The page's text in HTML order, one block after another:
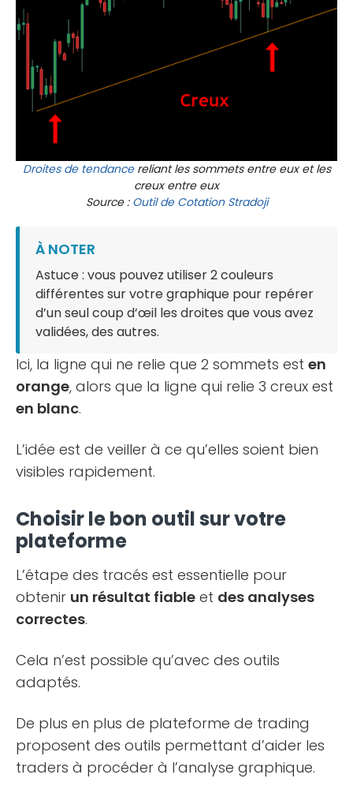
Droites de tendancereliant les sommets entre eux et les
creux entre eux
Source : Outil de Cotation Stradoji
À NOTER
Astuce : vous pouvez utiliser 2 couleurs
différentes sur votre graphique pour repérer
d’un seul coup d’œil les droites que vous avez
validées, des autres.
Ici, la ligne qui ne relie que 2 sommets est en
orange, alors que la ligne qui relie 3 creux est
en blanc.
L’idée est de veiller à ce qu’elles soient bien
visibles rapidement.
Choisir le bon outil sur votre
plateforme
L’étape des tracés est essentielle pour
obtenir un résultat fiable et des analyses
correctes.
Cela n’est possible qu’avec des outils
adaptés.
De plus en plus de plateforme de trading
proposent des outils permettant d’aider les
traders à procéder à l’analyse graphique.